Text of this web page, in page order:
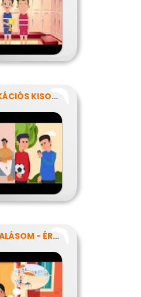
KOMMUNIKÁCIÓS KISOKOS
ELSŐ NYARALÁSOM - ÉRZELMEK KAVALKÁDJA